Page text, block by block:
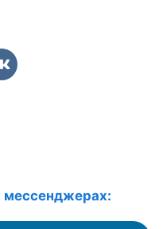
мессенджерах: